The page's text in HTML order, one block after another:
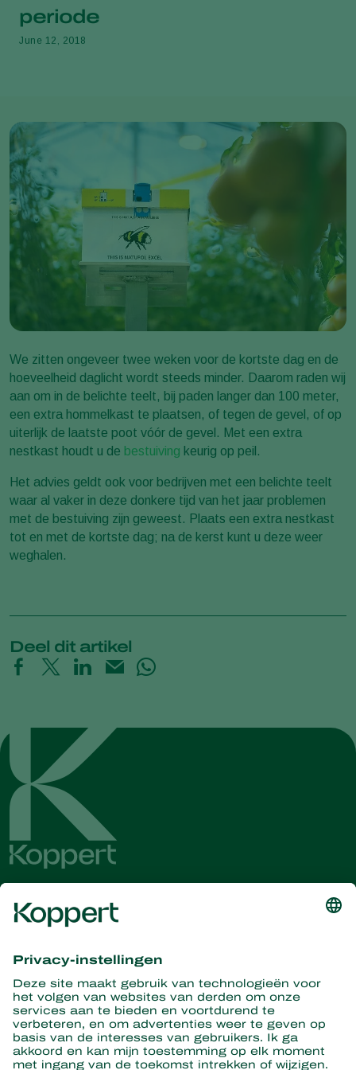
periode
June 12, 2018
We zitten ongeveer twee weken voor de kortste dag en de
hoeveelheid daglicht wordt steeds minder. Daarom raden wij
aan om in de belichte teelt, bij paden langer dan 100 meter,
een extra hommelkast te plaatsen, of tegen de gevel, of op
uiterlijk de laatste poot vóór de gevel. Met een extra
nestkast houdt u de bestuiving keurig op peil.
Het advies geldt ook voor bedrijven met een belichte teelt
waar al vaker in deze donkere tijd van het jaar problemen
met de bestuiving zijn geweest. Plaats een extra nestkast
tot en met de kortste dag; na de kerst kunt u deze weer
weghalen.
Deel dit artikel
Ontvang het laatste nieuws en
informatie
Hier aanmelden
Partners with Nature